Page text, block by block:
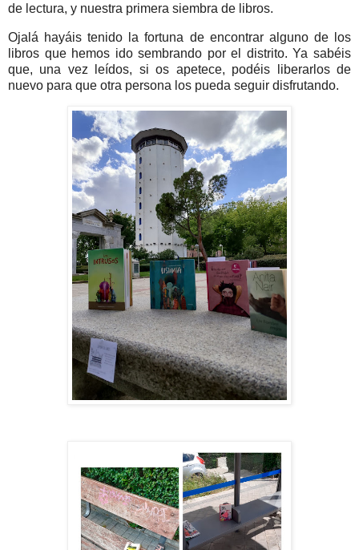
de lectura, y nuestra primera siembra de libros.
Ojalá hayáis tenido la fortuna de encontrar alguno de los
libros que hemos ido sembrando por el distrito. Ya sabéis
que, una vez leídos, si os apetece, podéis liberarlos de
nuevo para que otra persona los pueda seguir disfrutando.